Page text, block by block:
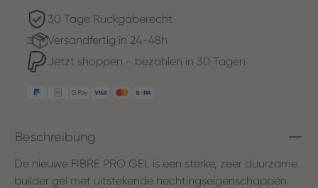
30 Tage Rückgaberecht
Versandfertig in 24-48h
Jetzt shoppen - bezahlen in 30 Tagen
Beschreibung
De nieuwe FIBRE PRO GEL is een sterke, zeer duurzame
builder gel met uitstekende hechtingseigenschappen.